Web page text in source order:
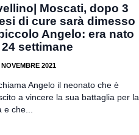
Moscati, dopo 3
di cure sarà dimesso
Angelo: era nato
settimane
NOVEMBRE 2021
Angelo il neonato che è
a vincere la sua battaglia per la
e che...